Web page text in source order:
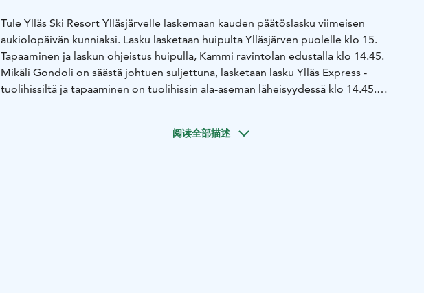
Tule Ylläs Ski Resort Ylläsjärvelle laskemaan kauden päätöslasku viimeisen
aukiolopäivän kunniaksi. Lasku lasketaan huipulta Ylläsjärven puolelle klo 15.
Tapaaminen ja laskun ohjeistus huipulla, Kammi ravintolan edustalla klo 14.45.
Mikäli Gondoli on säästä johtuen suljettuna, lasketaan lasku Ylläs Express -
tuolihissiltä ja tapaaminen on tuolihissin ala-aseman läheisyydessä klo 14.45.
阅读全部描述